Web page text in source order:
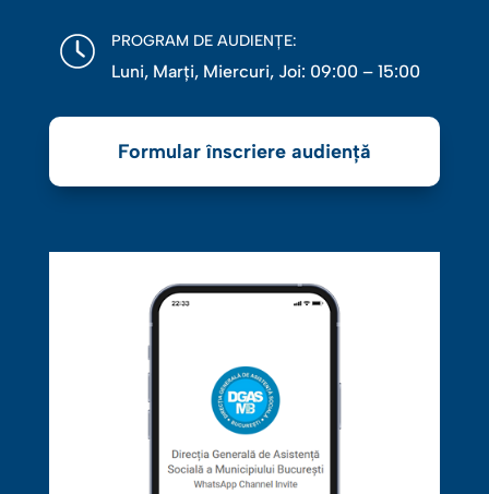
PROGRAM DE AUDIENȚE:
Luni, Marţi, Miercuri, Joi: 09:00 – 15:00
Formular înscriere audiență